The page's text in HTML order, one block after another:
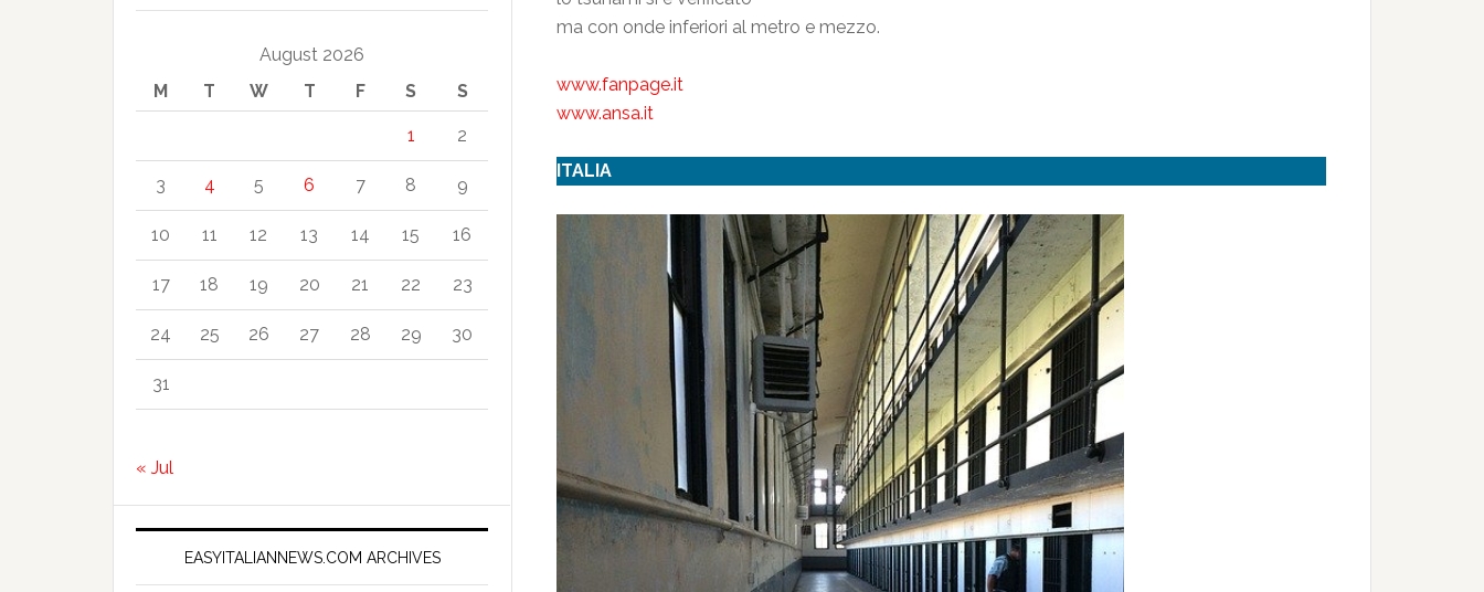
ma con onde inferiori al metro e mezzo.
www.fanpage.it
www.ansa.it
ITALIA
August 2026
M
T W T F S S
1 2
3 4 5 6 7 8 9
10 11 12 13 14 15 16
17 18 19 20 21 22 23
24 25 26 27 28 29 30
31
« Jul
EASYITALIANNEWS.COM ARCHIVES